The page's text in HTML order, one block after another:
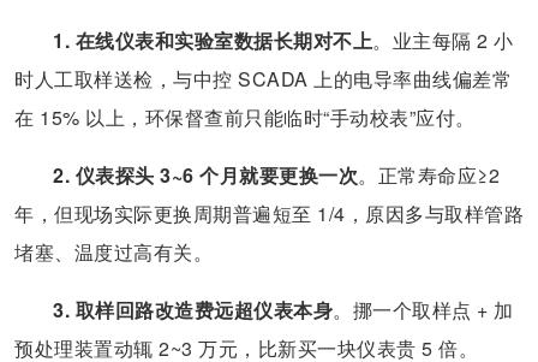
1. 在线仪表和实验室数据长期对不上。业主每隔 2 小
时人工取样送检，与中控 SCADA 上的电导率曲线偏差常
在 15% 以上，环保督查前只能临时“手动校表”应付。
2. 仪表探头 3~6 个月就要更换一次。正常寿命应≥2
年，但现场实际更换周期普遍短至 1/4，原因多与取样管路
堵塞、温度过高有关。
3. 取样回路改造费远超仪表本身。挪一个取样点 + 加
预处理装置动辄 2~3 万元，比新买一块仪表贵 5 倍。